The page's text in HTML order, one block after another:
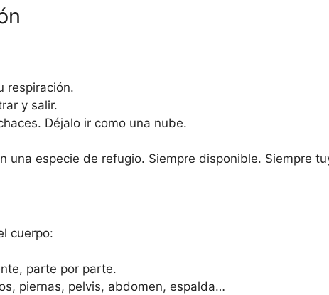
respiración.
y salir.
Déjalo ir como una nube.
una especie de refugio. Siempre disponible. Siempre
cuerpo:
parte por parte.
piernas, pelvis, abdomen, espalda…